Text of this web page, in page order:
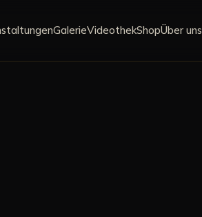
GalerieVideothekShopÜber uns